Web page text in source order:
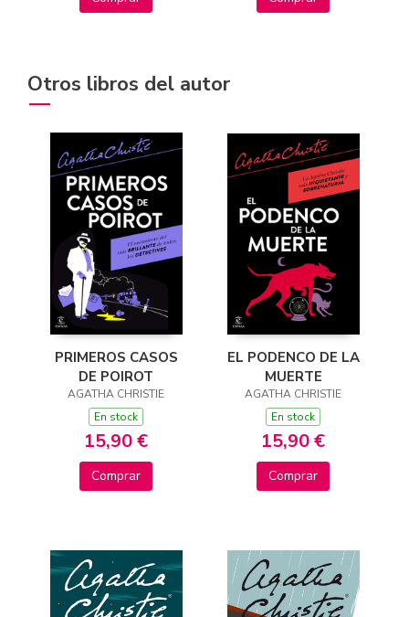
Otros libros del autor
PRIMEROS CASOS
DE POIROT
AGATHA CHRISTIE
En stock
15,90 €
Comprar
EL PODENCO DE LA
MUERTE
AGATHA CHRISTIE
En stock
15,90 €
Comprar